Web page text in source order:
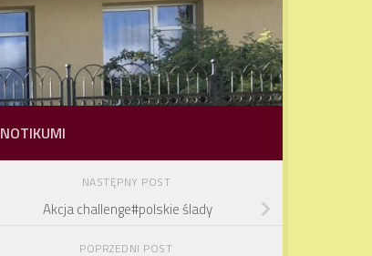
NOTIKUMI
NASTĘPNY POST
Akcja challenge#polskie ślady
POPRZEDNI POST